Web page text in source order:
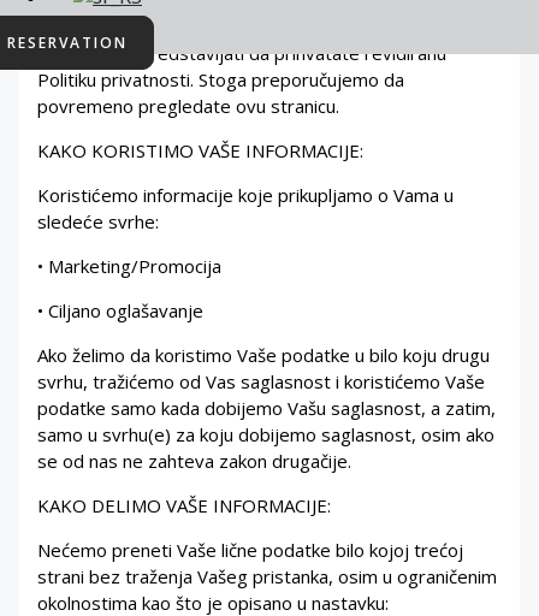
RESERVATION
nastavak pristupa ili korišćenje Usluge nakon tog
vremena će predstavljati da prihvatate revidiranu
Politiku privatnosti. Stoga preporučujemo da
povremeno pregledate ovu stranicu.
KAKO KORISTIMO VAŠE INFORMACIJE:
Koristićemo informacije koje prikupljamo o Vama u
sledeće svrhe:
• Marketing/Promocija
• Ciljano oglašavanje
Ako želimo da koristimo Vaše podatke u bilo koju drugu
svrhu, tražićemo od Vas saglasnost i koristićemo Vaše
podatke samo kada dobijemo Vašu saglasnost, a zatim,
samo u svrhu(e) za koju dobijemo saglasnost, osim ako
se od nas ne zahteva zakon drugačije.
KAKO DELIMO VAŠE INFORMACIJE:
Nećemo preneti Vaše lične podatke bilo kojoj trećoj
strani bez traženja Vašeg pristanka, osim u ograničenim
okolnostima kao što je opisano u nastavku: